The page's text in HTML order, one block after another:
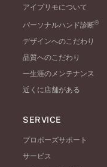
アイプリモについて
パーソナルハンド診断®
デザインへのこだわり
品質へのこだわり
一生涯のメンテナンス
近くに店舗がある
SERVICE
プロポーズサポート
サービス